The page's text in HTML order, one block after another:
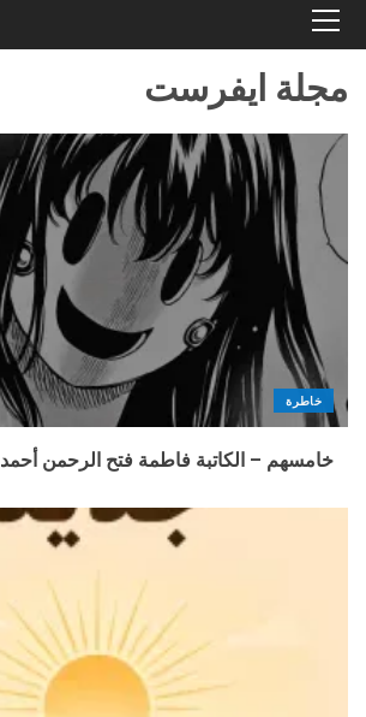
مجلة ايفرست
خاطرة
خامسهم – الكاتبة فاطمة فتح الرحمن أحمد